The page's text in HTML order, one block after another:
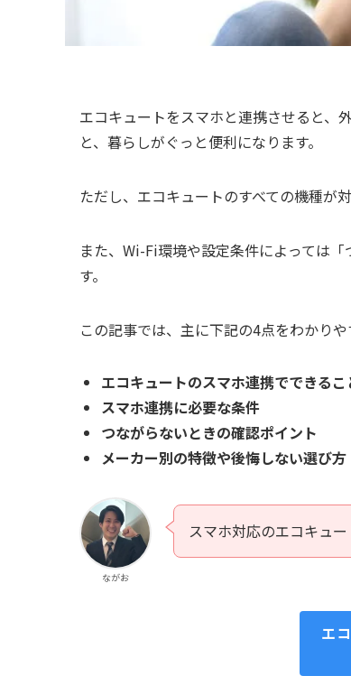
エコキュートをスマホと連携させると、
と、暮らしがぐっと便利になります。
ただし、エコキュートのすべての機種が
また、Wi-Fi環境や設定条件によっては
す。
この記事では、主に下記の4点をわかりや
エコキュートのスマホ連携でできるこ
スマホ連携に必要な条件
つながらないときの確認ポイント
メーカー別の特徴や後悔しない選び方
ながお
スマホ対応のエコキュ
エ